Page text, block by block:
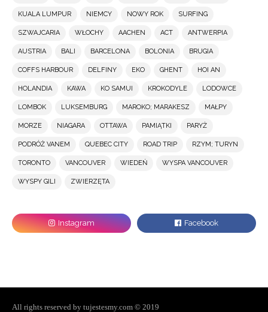
KUALA LUMPUR NIEMCY NOWY ROK SURFING
SZWAJCARIA WŁOCHY AACHEN ACT ANTWERPIA
AUSTRIA BALI BARCELONA BOLONIA BRUGIA
COFFS HARBOUR DELFINY EKO GHENT HOI AN
HOLANDIA KAWA KO SAMUI KROKODYLE LODOWCE
LOMBOK LUKSEMBURG MAROKO; MARAKESZ MAŁPY
MORZE NIAGARA OTTAWA PAMIĄTKI PARYŻ
PODRÓŻ VANEM QUEBEC CITY ROAD TRIP RZYM; TURYN
TORONTO VANCOUVER WIEDEŃ WYSPA VANCOUVER
WYSPY GILI ZWIERZĘTA
All rights reserved by tujestesmy.com © 2019